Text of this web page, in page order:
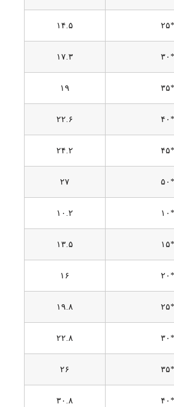
۱۴.۵
۱۷.۳
۲۲.۶
۲۴.۲
۱۰.۲
۱۳.۵
۱۹.۸
۲۲.۸
۳۰.۸